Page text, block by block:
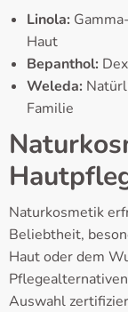
Linola:
Haut
Bepanthol:
Weleda:
Familie
Naturkosmetik
Beliebtheit,
Haut oder dem
Auswahl